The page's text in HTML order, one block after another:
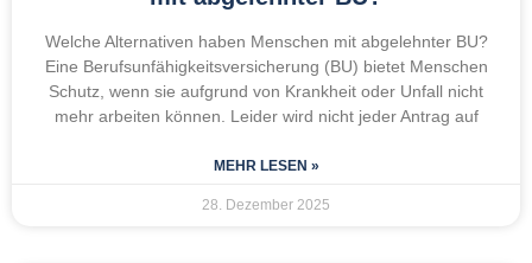
Welche Alternativen haben Menschen mit abgelehnter BU?
Eine Berufsunfähigkeitsversicherung (BU) bietet Menschen
Schutz, wenn sie aufgrund von Krankheit oder Unfall nicht
mehr arbeiten können. Leider wird nicht jeder Antrag auf
MEHR LESEN »
28. Dezember 2025